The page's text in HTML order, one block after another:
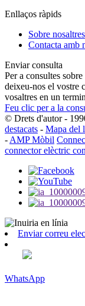
Enllaços ràpids
Sobre nosaltres
Contacta amb
Enviar consulta
Per a consultes
deixeu-nos el vostre
vosaltres en un
Feu clic per a la
© Drets d'autor -
destacats - Mapa del
- AMP Mòbil
connector elèctric
Enviar correu
WhatsApp